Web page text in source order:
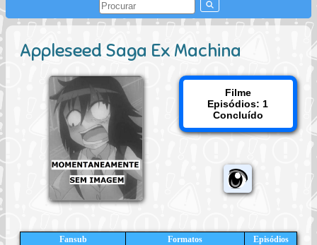
Appleseed Saga Ex Machina
Filme
Episódios: 1
Concluído
Fansub Formatos
Episódios